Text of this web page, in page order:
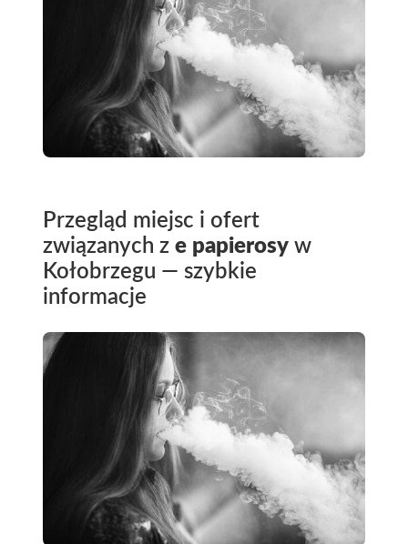
Przegląd miejsc i ofert
związanych z e papierosy w
Kołobrzegu — szybkie
informacje